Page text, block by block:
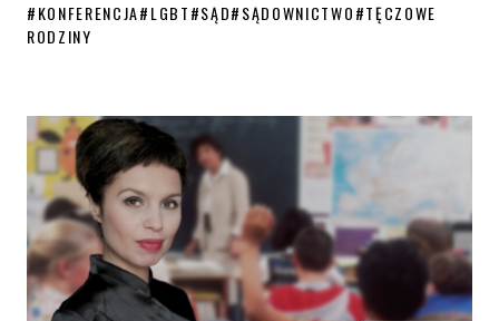
#KONFERENCJA#LGBT#SĄD#SĄDOWNICTWO#TĘCZOWE
RODZINY